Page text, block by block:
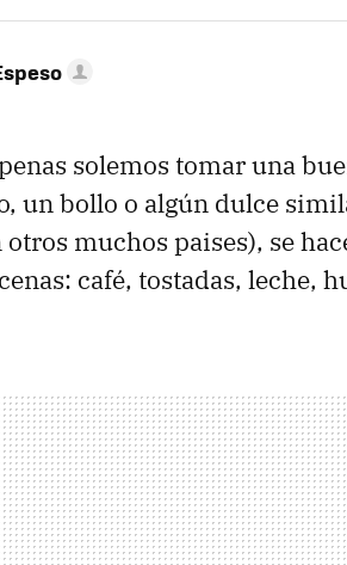
solemos tomar una
un bollo o algún dulce
otros muchos paises), se
café, tostadas, leche,